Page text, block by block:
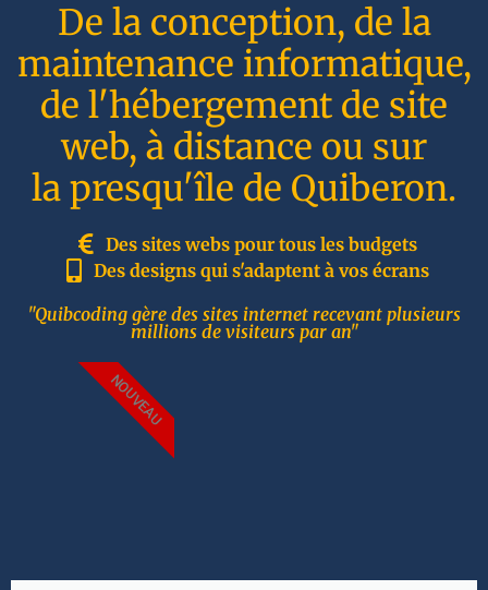
De la conception, de la
maintenance informatique,
de l'hébergement de site
web, à distance ou sur
la presqu'île de Quiberon.
Des sites webs pour tous les budgets
Des designs qui s'adaptent à vos écrans
"Quibcoding gère des sites internet recevant plusieurs
millions de visiteurs par an"
NOUVEAU